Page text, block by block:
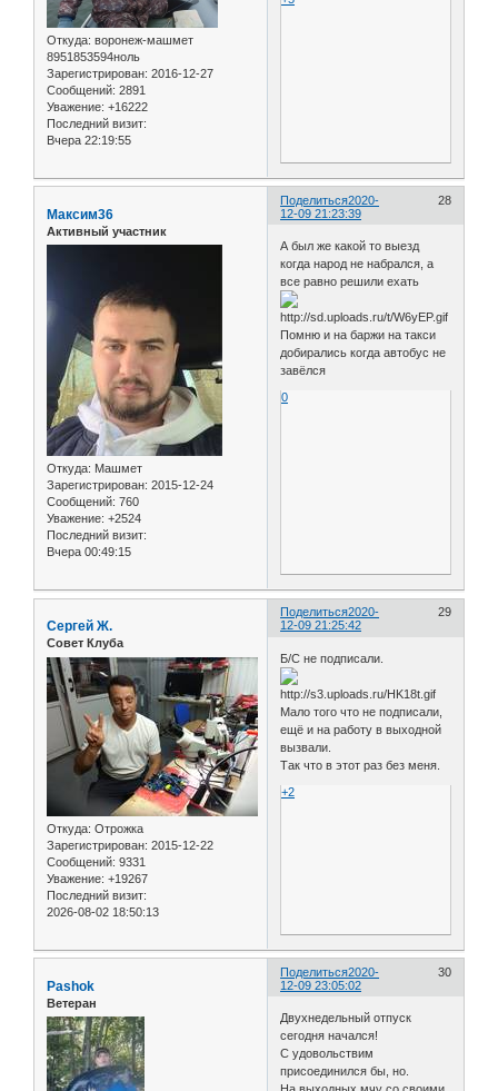
Откуда: воронеж-машмет
8951853594ноль
Зарегистрирован: 2016-12-27
Сообщений: 2891
Уважение: +16222
Последний визит:
Вчера 22:19:55
Поделиться 28
2020-
12-09 21:23:39
Максим36
Активный участник
Откуда: Машмет
Зарегистрирован: 2015-12-24
Сообщений: 760
Уважение: +2524
Последний визит:
Вчера 00:49:15
А был же какой то выезд
когда народ не набрался, а
все равно решили ехать
Помню и на баржи на такси
добирались когда автобус не
завёлся
0
Поделиться 29
2020-
12-09 21:25:42
Сергей Ж.
Совет Клуба
Откуда: Отрожка
Зарегистрирован: 2015-12-22
Сообщений: 9331
Уважение: +19267
Последний визит:
2026-08-02 18:50:13
Б/С не подписали.
Мало того что не подписали,
ещё и на работу в выходной
вызвали.
Так что в этот раз без меня.
+2
Поделиться 30
2020-
12-09 23:05:02
Pashok
Ветеран
Двухнедельный отпуск
сегодня начался!
С удовольствим
присоединился бы, но.